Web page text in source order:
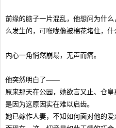
前缘的脑子一片混乱，他想问为什
么发生的，可喉咙像被棉花堵住，什
内心一角悄然崩塌，无声而痛。
他突然明白了——
原来那天在公园，她欲言又止、仓
是因为这原因实在难以启齿。
她已嫁作人妻，不知如何面对他的爱